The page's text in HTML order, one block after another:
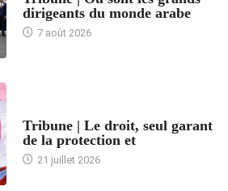
dirigeants du monde arabe
7 août 2026
Tribune | Le droit, seul garant
de la protection et
21 juillet 2026